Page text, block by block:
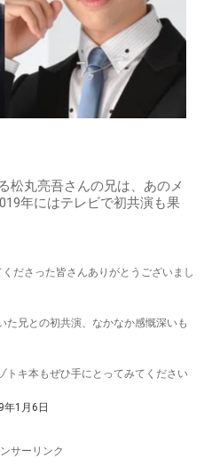
松丸亮吾さんの兄は、あのメ
年にはテレビで初共演も果
くださった皆さんありがとうございまし
た兄との初共演、なかなか感慨深いも
トキ本もぜひ手にとってみてください
年1月6日
サーリンク